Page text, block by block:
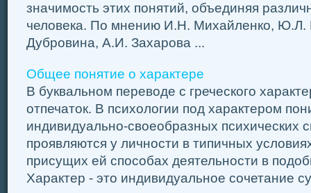
значимость этих понятий, объединяя
человека. По мнению И.Н. Михайленко,
Дубровина, А.И. Захарова ...
Общее понятие о характере
В буквальном переводе с греческого
отпечаток. В психологии под характером
индивидуально-своеобразных психических
проявляются у личности в типичных
присущих ей способах деятельности в
Характер - это индивидуальное сочетание